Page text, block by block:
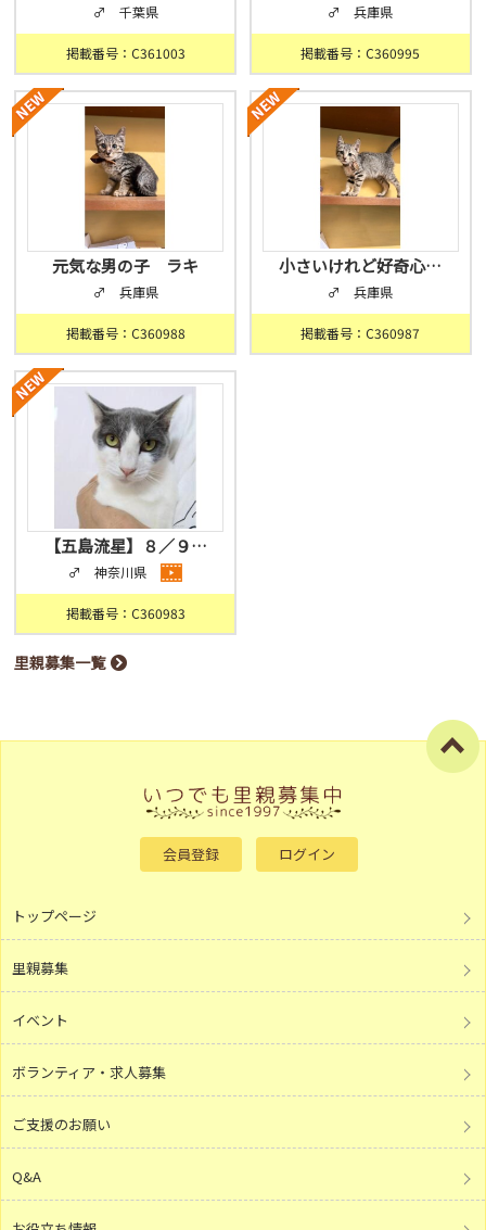
♂ 千葉県
掲載番号：C361003
♂ 兵庫県
掲載番号：C360995
元気な男の子 ラキ
♂ 兵庫県
掲載番号：C360988
小さいけれど好奇心…
♂ 兵庫県
掲載番号：C360987
【五島流星】８／９…
♂ 神奈川県
掲載番号：C360983
里親募集一覧
会員登録 ログイン
トップページ
里親募集
イベント
ボランティア・求人募集
ご支援のお願い
Q&A